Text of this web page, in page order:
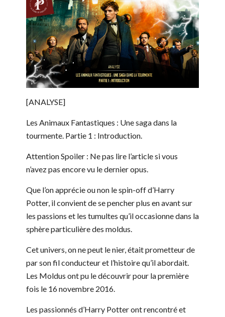
[ANALYSE]
Les Animaux Fantastiques : Une saga dans la
tourmente. Partie 1 : Introduction.
Attention Spoiler : Ne pas lire l’article si vous
n’avez pas encore vu le dernier opus.
Que l’on apprécie ou non le spin-off d’Harry
Potter, il convient de se pencher plus en avant sur
les passions et les tumultes qu’il occasionne dans la
sphère particulière des moldus.
Cet univers, on ne peut le nier, était prometteur de
par son fil conducteur et l’histoire qu’il abordait.
Les Moldus ont pu le découvrir pour la première
fois le 16 novembre 2016.
Les passionnés d’Harry Potter ont rencontré et